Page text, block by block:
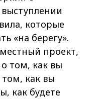
которые
«на берегу».
проект,
том, как вы
том, как вы
как будете